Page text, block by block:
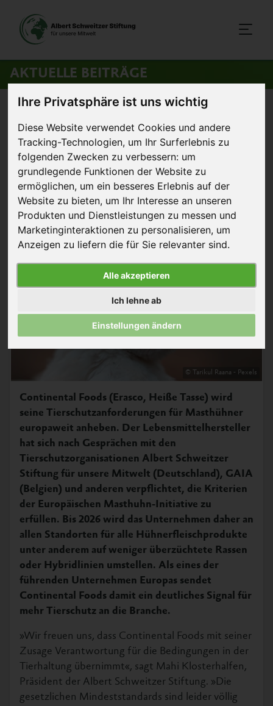
Ihre Privatsphäre ist uns wichtig
Diese Website verwendet Cookies und andere
Tracking-Technologien, um Ihr Surferlebnis zu
folgenden Zwecken zu verbessern: um
grundlegende Funktionen der Website zu
ermöglichen, um ein besseres Erlebnis auf der
Website zu bieten, um Ihr Interesse an unseren
Produkten und Dienstleistungen zu messen und
Marketinginteraktionen zu personalisieren, um
Anzeigen zu liefern die für Sie relevanter sind.
Alle akzeptieren
Ich lehne ab
Einstellungen ändern
AKTUELLE BEITRÄGE
Startseite > Aktuelles>Continental Foods tritt Masthuhn-Initiative
bei
11. Oktober 2019
Continental Foods tritt
Masthuhn-Initiative bei
© Tarikul Raana - Pexels
Continental Foods (Erasco, Heiße Tasse) wird
seine Tierschutzanforderungen für Masthühner
europaweit anheben. Der Lebensmittelhersteller
hat sich nach Gesprächen mit den
Tierschutzorganisationen Albert Schweitzer
Stiftung für unsere Mitwelt (Deutschland), GAIA
(Belgien) und anderen verpflichtet, die Kriterien
der Europäischen Masthuhn-Initiative zu
erfüllen. Bis 2026 wird das Unternehmen daher an
allen Standorten für alle Hühnerfleischprodukte
unter anderem auf weniger überzüchtete Rassen
oder Hybridlinien umstellen. Als eines der
führenden Unternehmen Europas sendet
Continental Foods damit ein deutliches Signal für
mehr Tierschutz an die Branche.
»Wir freuen uns, dass Continental Foods mit seiner
Zusage Verantwortung für die Bedingungen in der
Tierhaltung übernimmt«, sagt Mahi Klosterhalfen,
Präsident der Albert Schweitzer Stiftung. »Die
gesetzlichen Mindeststandards sind leider völlig